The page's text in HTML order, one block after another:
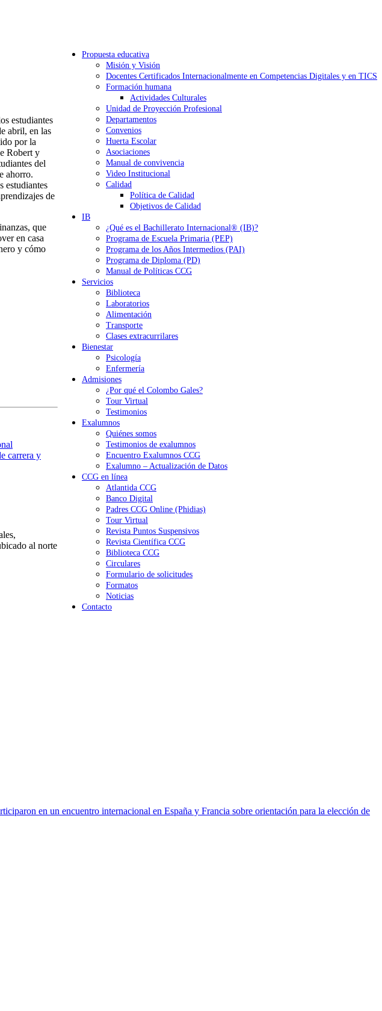
Propuesta educativa
Misión y Visión
Docentes Certificados Internacionalmente en Competencias Digitales y en TICS
Formación humana
Actividades Culturales
Unidad de Proyección Profesional
Departamentos
Convenios
Huerta Escolar
Asociaciones
Manual de convivencia
Video Institucional
Calidad
Política de Calidad
Objetivos de Calidad
IB
¿Qué es el Bachillerato Internacional® (IB)?
Programa de Escuela Primaria (PEP)
Programa de los Años Intermedios (PAI)
Programa de Diploma (PD)
Manual de Políticas CCG
Servicios
Biblioteca
Laboratorios
Alimentación
Transporte
Clases extracurrilares
Bienestar
Psicología
Enfermería
Admisiones
¿Por qué el Colombo Gales?
Tour Virtual
Testimonios
Exalumnos
Quiénes somos
Testimonios de exalumnos
Encuentro Exalumnos CCG
Exalumno – Actualización de Datos
CCG en línea
Atlantida CCG
Banco Digital
Padres CCG Online (Phidias)
Tour Virtual
Revista Puntos Suspensivos
Revista Científica CCG
Biblioteca CCG
Circulares
Formulario de solicitudes
Formatos
Noticias
Contacto
estudiantes
abril, en las
por la
Robert y
del
ahorro.
estudiantes
de
que
en casa
y cómo
carrera y
al norte
en un encuentro internacional en España y Francia sobre orientación para la elección de